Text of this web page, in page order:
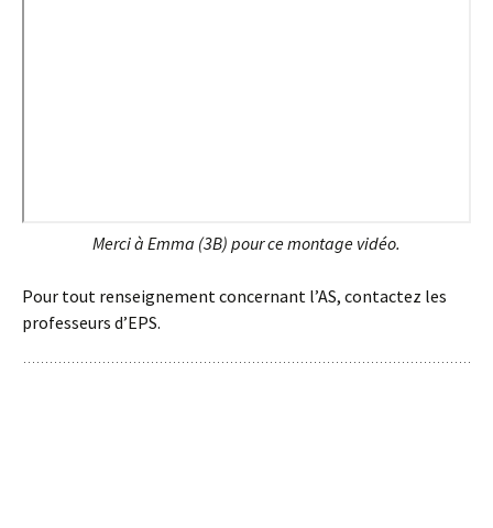
Merci à Emma (3B) pour ce montage vidéo.
Pour tout renseignement concernant l’AS, contactez les
professeurs d’EPS.